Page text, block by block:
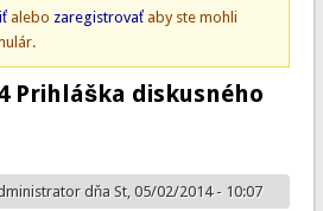
upozornením
alebo zaregistrovaťaby ste mohli
Prihláška diskusného
dňa St, 05/02/2014 - 10:07